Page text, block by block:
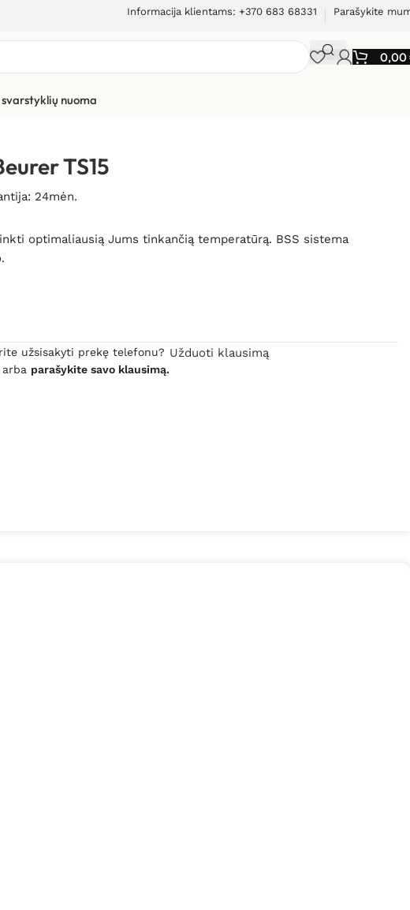
Informacija klientams: +370 683 68331 Parašykite
0,00
nuoma
TS15
24mėn.
optimaliausią Jums tinkančią temperatūrą. BSS sistema
užsisakyti prekę telefonu?
arba parašykite savo klausimą.
Užduoti klausimą